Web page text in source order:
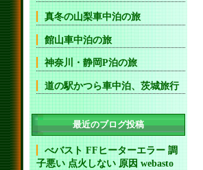
真冬の山梨車中泊の旅
館山車中泊の旅
神奈川・静岡P泊の旅
道の駅かつら車中泊、茨城旅行
最近のブログ投稿
べバスト FFヒーターエラー 調
子悪い 点火しない 原因 webasto